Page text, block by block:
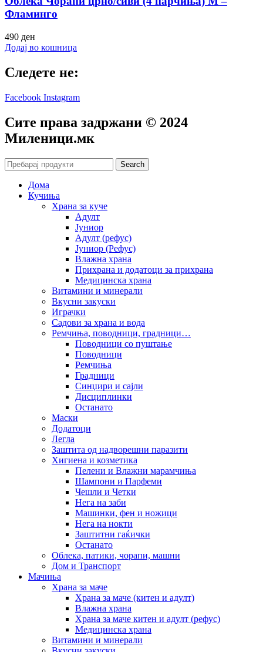
Фламинго
490 ден
Додај во кошница
Следете не:
Facebook Instagram
Сите права задржани © 2024
Mиленици.мк
Search
Дома
Кучиња
Храна за куче
Адулт
Јуниор
Адулт (рефус)
Јуниор (Рефус)
Влажна храна
Прихрана и додатоци за прихрана
Медицинска храна
Витамини и минерали
Вкусни закуски
Играчки
Садови за храна и вода
Ремчиња, поводници, градници…
Поводници со пуштање
Поводници
Ремчиња
Градници
Синџири и сајли
Дисциплинки
Останато
Маски
Додатоци
Легла
Заштита од надворешни паразити
Хигиена и козметика
Пелени и Влажни марамчиња
Шампони и Парфеми
Чешли и Четки
Нега на заби
Машинки, фен и ножици
Нега на нокти
Заштитни гаќички
Останато
Облека, патики, чорапи, машни
Дом и Транспорт
Мачиња
Храна за маче
Храна за маче (китен и адулт)
Влажна храна
Храна за маче китен и адулт (рефус)
Медицинска храна
Витамини и минерали